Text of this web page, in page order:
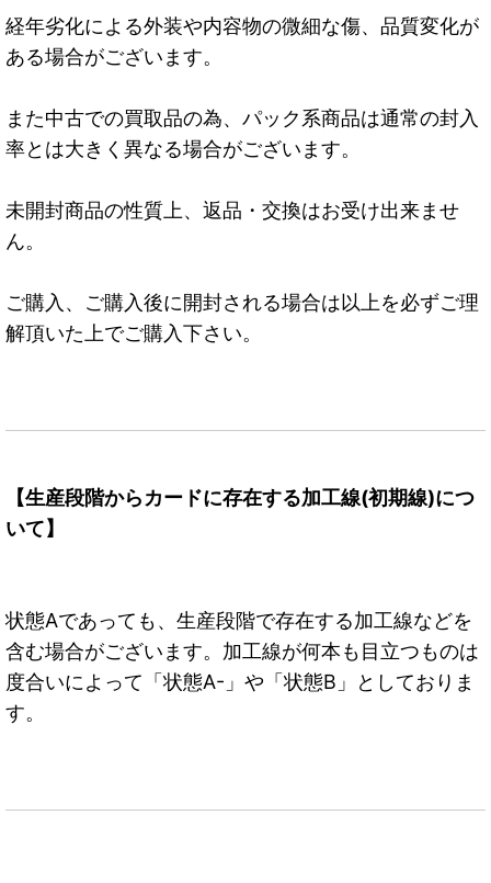
経年劣化による外装や内容物の微細な傷、品質変化が
ある場合がございます。
また中古での買取品の為、パック系商品は通常の封入
率とは大きく異なる場合がございます。
未開封商品の性質上、返品・交換はお受け出来ませ
ん。
ご購入、ご購入後に開封される場合は以上を必ずご理
解頂いた上でご購入下さい。
【生産段階からカードに存在する加工線(初期線)につ
いて】
状態Aであっても、生産段階で存在する加工線などを
含む場合がございます。加工線が何本も目立つものは
度合いによって「状態A-」や「状態B」としておりま
す。